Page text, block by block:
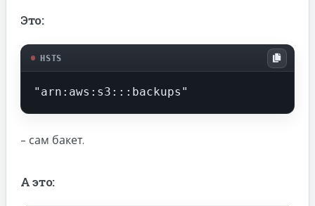
Это:
HSTS
"arn:aws:s3:::backups"
- сам бакет.
А это: